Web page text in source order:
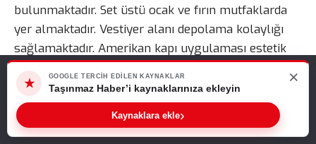
bulunmaktadır. Set üstü ocak ve fırın mutfaklarda
yer almaktadır. Vestiyer alanı depolama kolaylığı
sağlamaktadır. Amerikan kapı uygulaması estetik
görünüm sunmaktadır. Armatür musluk bataryalar
kaliteli malzemelerden seçilmektedir. Ayrıca panjur
sistemi ve giriş rampa düzenlemeleri konforlu
kullanım sağlamaktadır.
Web sitemizde size en iyi deneyimi sunabilmemiz için çerezleri
kullanıyoruz. Bu siteyi kullanmaya devam ederseniz, bunu kabul
ettiğinizi varsayarız.
Tamam
★
GOOGLE TERCIH EDILEN KAYNAKLAR
Taşınmaz Haber’i kaynaklarınıza ekleyin
Kaynaklara ekle›
×